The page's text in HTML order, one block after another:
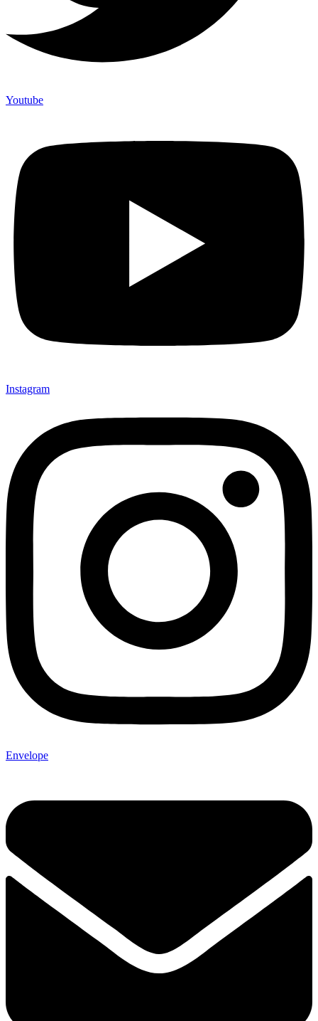
Youtube
Instagram
Envelope